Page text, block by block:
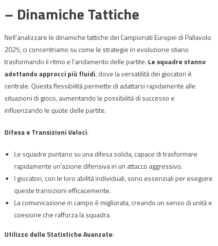
– Dinamiche Tattiche
Nell’analizzare le dinamiche tattiche dei Campionati Europei di Pallavolo
2025, ci concentriamo su come le strategie in evoluzione stiano
trasformando il ritmo e l’andamento delle partite. Le squadre stanno
adottando approcci più fluidi, dove la versatilità dei giocatori è
centrale. Questa flessibilità permette di adattarsi rapidamente alle
situazioni di gioco, aumentando le possibilità di successo e
influenzando le quote delle partite.
Difesa e Transizioni Veloci:
Le squadre puntano su una difesa solida, capace di trasformare
rapidamente un’azione difensiva in un attacco aggressivo.
I giocatori, con le loro abilità individuali, sono essenziali per eseguire
queste transizioni efficacemente.
La comunicazione in campo è migliorata, creando un senso di unità e
coesione che rafforza la squadra.
Utilizzo delle Statistiche Avanzate: